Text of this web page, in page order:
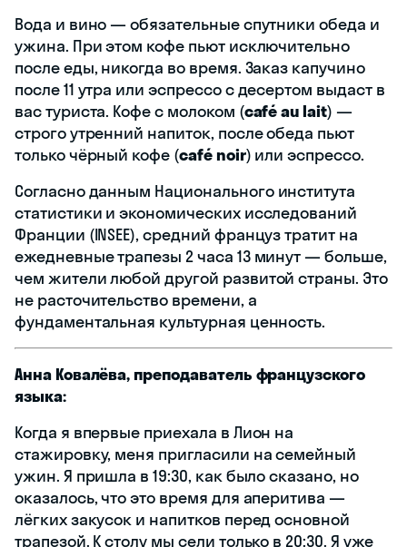
Вода и вино — обязательные спутники обеда и
ужина. При этом кофе пьют исключительно
после еды, никогда во время. Заказ капучино
после 11 утра или эспрессо с десертом выдаст в
вас туриста. Кофе с молоком (café au lait) —
строго утренний напиток, после обеда пьют
только чёрный кофе (café noir) или эспрессо.
Согласно данным Национального института
статистики и экономических исследований
Франции (INSEE), средний француз тратит на
ежедневные трапезы 2 часа 13 минут — больше,
чем жители любой другой развитой страны. Это
не расточительство времени, а
фундаментальная культурная ценность.
Анна Ковалёва, преподаватель французского
языка:
Когда я впервые приехала в Лион на
стажировку, меня пригласили на семейный
ужин. Я пришла в 19:30, как было сказано, но
оказалось, что это время для аперитива —
лёгких закусок и напитков перед основной
трапезой. К столу мы сели только в 20:30. Я уже